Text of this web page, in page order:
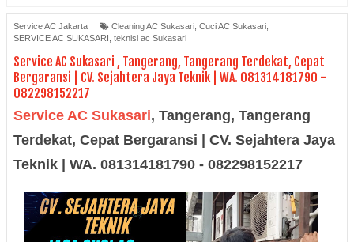
Service AC Jakarta Cleaning AC Sukasari Cuci AC Sukasari
SERVICE AC SUKASARI teknisi ac Sukasari
Service AC Sukasari , Tangerang, Tangerang Terdekat, Cepat
Bergaransi | CV. Sejahtera Jaya Teknik | WA. 081314181790 -
082298152217
Service AC Sukasari, Tangerang, Tangerang
Terdekat, Cepat Bergaransi | CV. Sejahtera Jaya
Teknik | WA. 081314181790 - 082298152217